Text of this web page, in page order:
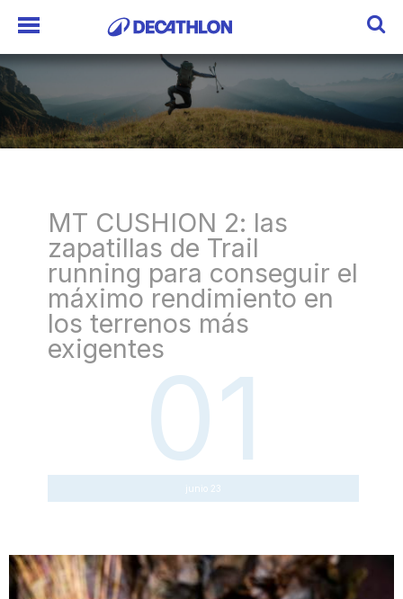
MT CUSHION 2: las
zapatillas de Trail
running para conseguir el
máximo rendimiento en
los terrenos más
exigentes
01
junio 23